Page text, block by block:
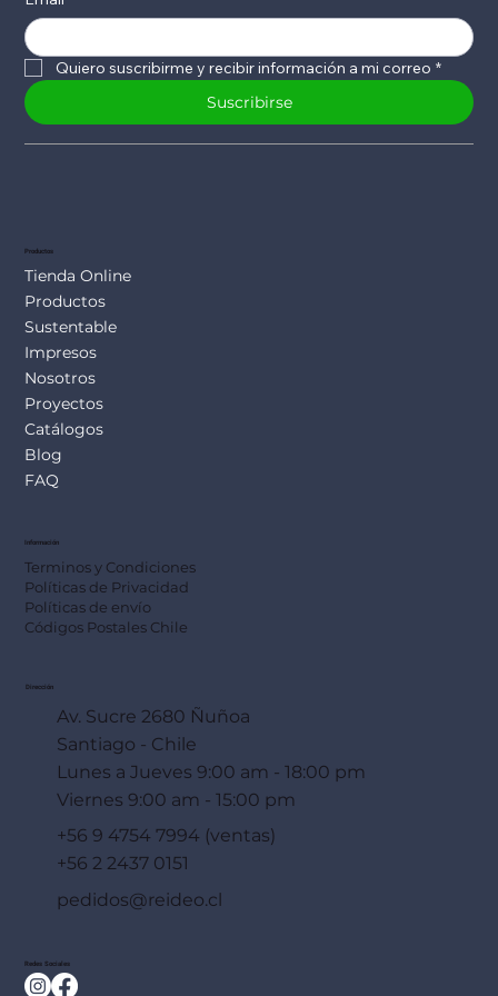
Quiero suscribirme y recibir información a mi correo *
Suscribirse
Productos
Tienda Online
Productos
Sustentable
Impresos
Nosotros
Proyectos
Catálogos
Blog
FAQ
Información
Terminos y Condiciones
Políticas de Privacidad
Políticas de envío
Códigos Postales Chile
Dirección
Av. Sucre 2680 Ñuñoa
Santiago - Chile
Lunes a Jueves 9:00 am - 18:00 pm
Viernes 9:00 am - 15:00 pm
+56 9 4754 7994 (ventas)
+56 2 2437 0151
pedidos@reideo.cl
Redes Sociales